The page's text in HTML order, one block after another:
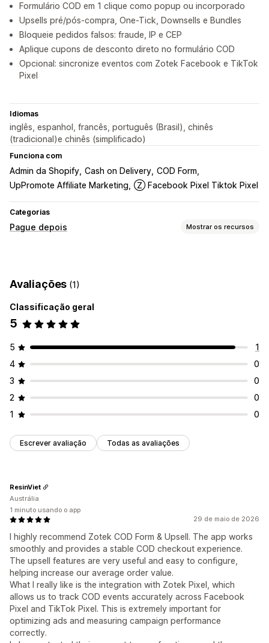
Formulário COD em 1 clique como popup ou incorporado
Upsells pré/pós-compra, One-Tick, Downsells e Bundles
Bloqueie pedidos falsos: fraude, IP e CEP
Aplique cupons de desconto direto no formulário COD
Opcional: sincronize eventos com Zotek Facebook e TikTok
Pixel
Idiomas
inglês, espanhol, francês, português (Brasil), chinês
(tradicional)e chinês (simplificado)
Funciona com
Admin da Shopify Cash on Delivery COD Form
UpPromote Affiliate Marketing Ⓩ Facebook Pixel Tiktok Pixel
Categorias
Pague depois Mostrar os recursos
Prevenção contra fraudes
Personalização de formulários
Editor de arrastar e soltar
Conversão e upsell
Cross-sell
Avaliações (1)
Classificação geral
5
5
1
4
0
3
0
2
0
1
0
Escrever avaliação Todas as avaliações
29 de maio de 2026
I highly recommend Zotek COD Form & Upsell. The app works
smoothly and provides a stable COD checkout experience.
The upsell features are very useful and easy to configure,
helping increase our average order value.
What I really like is the integration with Zotek Pixel, which
allows us to track COD events accurately across Facebook
Pixel and TikTok Pixel. This is extremely important for
optimizing ads and measuring campaign performance
correctly.
ResinViet
Austrália
1 minuto usando o app